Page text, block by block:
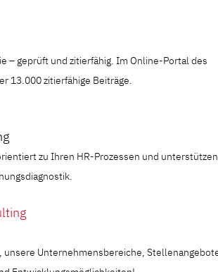
– geprüft und zitierfähig. Im Online-Portal des
13.000 zitierfähige Beiträge.
zu Ihren HR-Prozessen und unterstützen
unsere Unternehmensbereiche,